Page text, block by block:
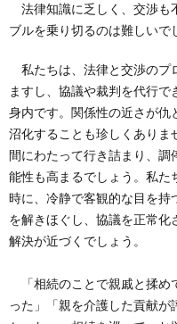
法律知識に乏しく、交渉も
ブルを乗り切るのは難しいで
私たちは、法律と交渉のプ
ますし、協議や裁判を代行
身内です。関係性の近さが仇
沼化することも珍しくありま
間にわたって行き詰まり、調
能性も高まるでしょう。私た
時に、冷静で客観的な目を持
を解きほぐし、協議を正常
解決が近づくでしょう。
「相続のことで親戚と揉め
った」「親を介護した貢献